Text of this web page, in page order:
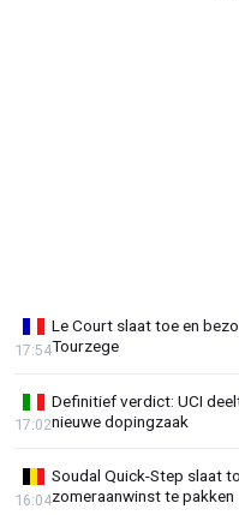
Le Court slaat toe en
Tourzege
17:54
Definitief verdict: UCI
nieuwe dopingzaak
17:02
Soudal Quick-Step slaat
zomeraanwinst te pakken
16:04